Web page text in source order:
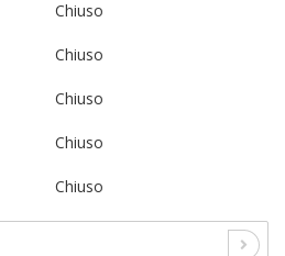
Chiuso
Chiuso
Chiuso
Chiuso
Chiuso